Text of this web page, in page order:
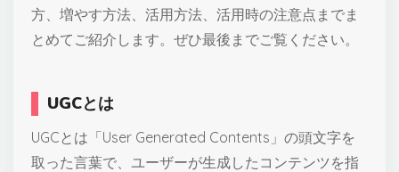
方、増やす方法、活用方法、活用時の注意点までま
とめてご紹介します。ぜひ最後までご覧ください。
UGCとは
UGCとは「User Generated Contents」の頭文字を
取った言葉で、ユーザーが生成したコンテンツを指